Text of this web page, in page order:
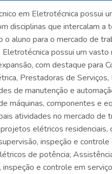
em Eletrotécnica possui
disciplinas que intercalam a
o aluno para o mercado de
Eletrotécnica possui um
com destaque para
Prestadoras de Serviços,
de manutenção e
máquinas, componentes e
atividades no mercado de
elétricos residenciais,
inspeção e
de potência;
inspeção e controle em